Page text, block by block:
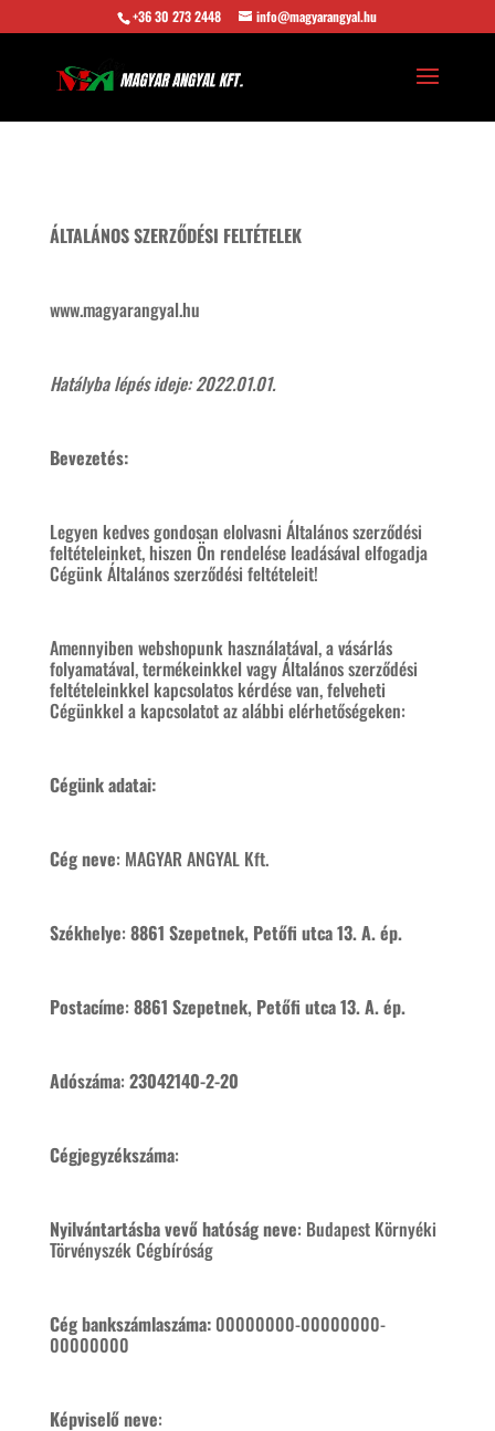
+36 30 273 2448 info@magyarangyal.hu
ÁLTALÁNOS SZERZŐDÉSI FELTÉTELEK
www.magyarangyal.hu
Hatályba lépés ideje: 2022.01.01.
Bevezetés:
Legyen kedves gondosan elolvasni Általános szerződési
feltételeinket, hiszen Ön rendelése leadásával elfogadja
Cégünk Általános szerződési feltételeit!
Amennyiben webshopunk használatával, a vásárlás
folyamatával, termékeinkkel vagy Általános szerződési
feltételeinkkel kapcsolatos kérdése van, felveheti
Cégünkkel a kapcsolatot az alábbi elérhetőségeken:
Cégünk adatai:
Cég neve: MAGYAR ANGYAL Kft.
Székhelye: 8861 Szepetnek, Petőfi utca 13. A. ép.
Postacíme: 8861 Szepetnek, Petőfi utca 13. A. ép.
Adószáma: 23042140-2-20
Cégjegyzékszáma:
Nyilvántartásba vevő hatóság neve: Budapest Környéki
Törvényszék Cégbíróság
Cég bankszámlaszáma:00000000-00000000-
00000000
Képviselő neve: